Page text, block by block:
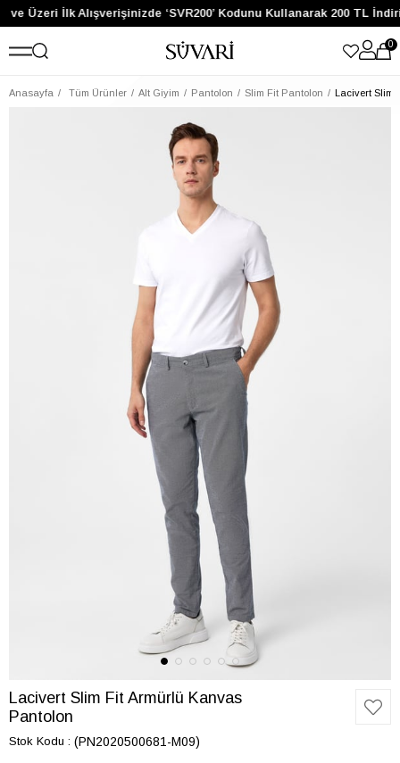
ve Üzeri İlk Alışverişinizde ‘SVR200’ Kodunu Kullanarak 200 TL
0
Anasayfa Tüm Ürünler Alt Giyim Pantolon Slim Fit Pantolon Lacivert Slim
Lacivert Slim Fit Armürlü Kanvas
Pantolon
Stok Kodu (PN2020500681-M09)